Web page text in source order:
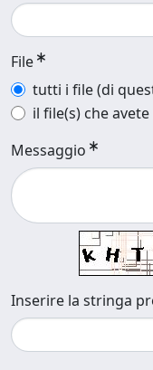
File
tutti i file (di
il file(s) che
Messaggio
Inserire la stringa